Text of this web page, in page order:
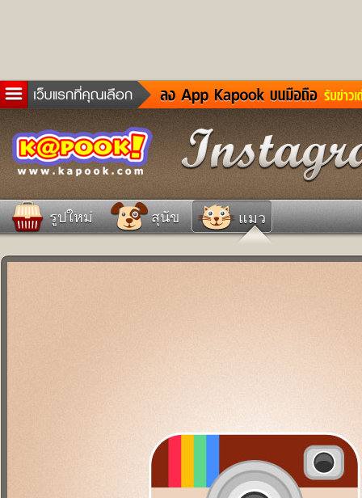
ข่าวด่วน
ละคร
เกม
ดูดวง
ผู้ชาย
รูปใหม่ สุนัข แมว